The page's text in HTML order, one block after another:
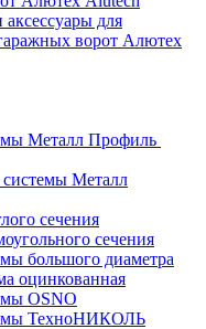
для
ворот Алютех
Металл Профиль
Металл
сечения
сечения
большого диаметра
оцинкованная
OSNO
ТехноНИКОЛЬ